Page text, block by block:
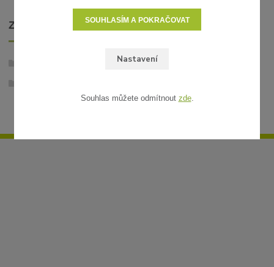
ZBOŽÍ ZAŘAZENO V KATEGORIÍCH
Nastavení
SOUHLASÍM A POKRAČOVAT
Souhlas můžete odmítnout zde.